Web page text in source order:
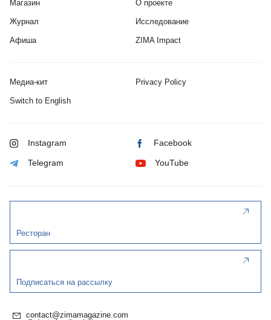
Магазин
Журнал
Афиша
О проекте
Исследование
ZIMA Impact
Медиа-кит Privacy Policy
Switch to English
Instagram Facebook
Telegram YouTube
Ресторан
Подписаться на рассылку
contact@zimamagazine.com